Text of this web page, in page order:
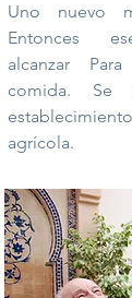
Uno
nuevo
Entonces
alcanzar
Para
comida. Se
agrícola.